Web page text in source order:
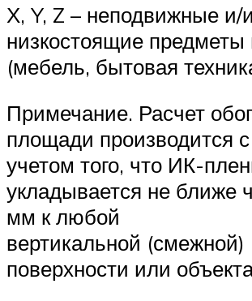
Х, Y, Z – неподвижные и/
низкостоящие предметы
(мебель, бытовая
Примечание. Расчет
площади производится с
учетом того, что ИК-
укладывается не ближе
мм к любой
вертикальной (смежной)
поверхности или